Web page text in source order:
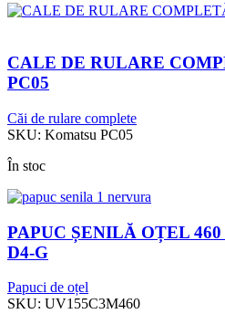
CALE DE RULARE
PC05
Căi de rulare complete
SKU: Komatsu PC05
În stoc
PAPUC ȘENILĂ OȚEL
D4-G
Papuci de oțel
SKU: UV155C3M460